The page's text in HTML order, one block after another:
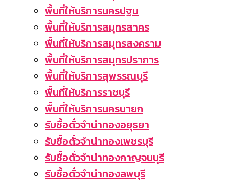
พื้นที่ให้บริการนครปฐม
พื้นที่ให้บริการสมุทรสาคร
พื้นที่ให้บริการสมุทรสงคราม
พื้นที่ให้บริการสมุทรปราการ
พื้นที่ให้บริการสุพรรณบุรี
พื้นที่ให้บริการราชบุรี
พื้นที่ให้บริการนครนายก
รับซื้อตั๋วจำนำทองอยุธยา
รับซื้อตั๋วจำนำทองเพชรบุรี
รับซื้อตั่วจำนำทองกาญจนบุรี
รับซื้อตั๋วจำนำทองลพบุรี